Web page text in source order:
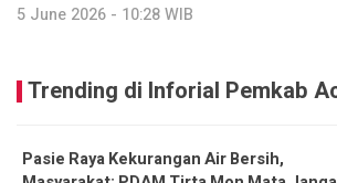
5 June 2026 - 10:28 WIB
Trending di Inforial Pemkab
Pasie Raya Kekurangan Air Bersih,